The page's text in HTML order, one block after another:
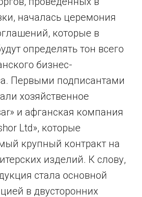
началась церемония
которые в
определять тон всего
бизнес-
Первыми подписантами
хозяйственное
и афганская компания
Ltd», которые
крупный контракт на
изделий. К слову,
стала основной
в двусторонних